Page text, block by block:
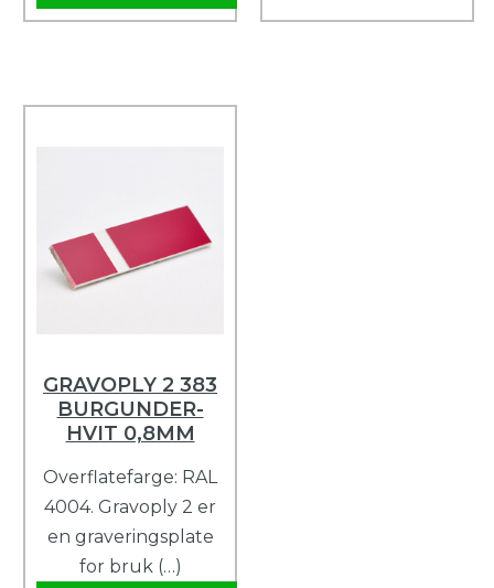
GRAVOPLY 2 383
BURGUNDER-
HVIT 0,8MM
Overflatefarge: RAL
4004. Gravoply 2 er
en graveringsplate
for bruk (…)